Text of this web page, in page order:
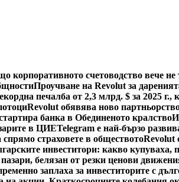
корпоративното счетоводство вече не
Проучване на Revolut за
печалба от 2,3 млрд. $ за 2025 г.,
Revolut обявява ново
банка в Обединеното кралство
в ЦИЕTelegram е най-бързо
страховете в обществотоRevolut
инвеститори: какво купуваха,
белязан от резки ценови
заплаха за инвеститорите с